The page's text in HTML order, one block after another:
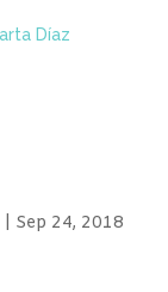
Sep 24, 2018